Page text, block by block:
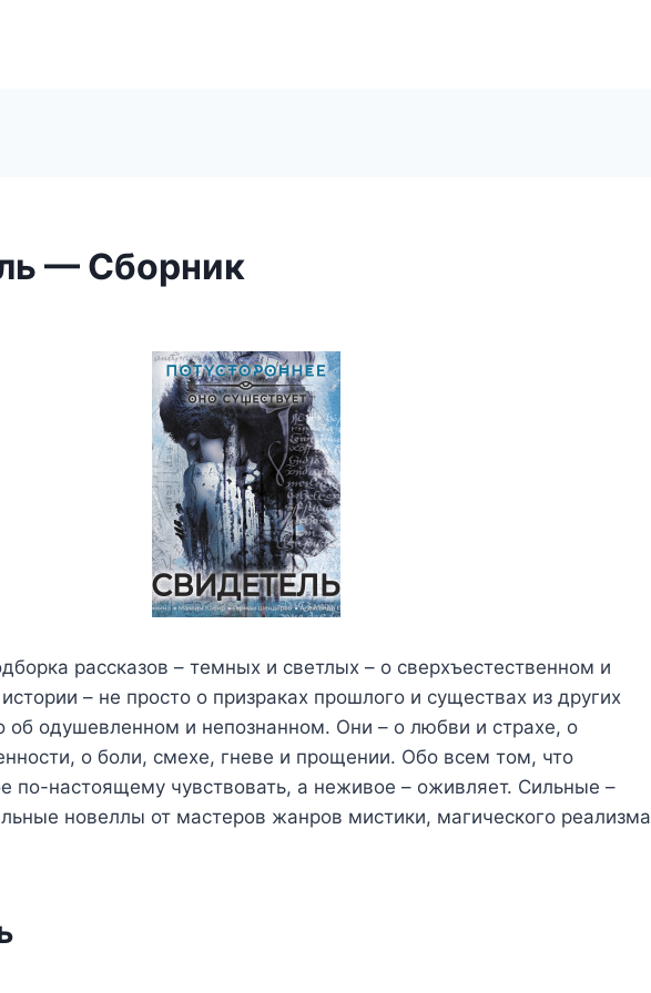
— Сборник
рассказов – темных и светлых – о сверхъестественном и
– не просто о призраках прошлого и существах из других
об одушевленном и непознанном. Они – о любви и страхе, о
о боли, смехе, гневе и прощении. Обо всем том, что
по-настоящему чувствовать, а неживое – оживляет. Сильные –
новеллы от мастеров жанров мистики, магического реализма